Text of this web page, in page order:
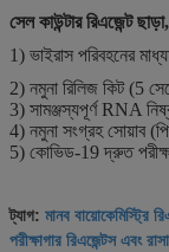
সেল কাউন্টার রিএজেন্ট
1) ভাইরাস পরিবহনের
2) নমুনা রিলিজ কিট (5
3) সামঞ্জস্যপূর্ণ RNA
4) নমুনা সংগ্রহ সোয়াব
5) কোভিড-19 দ্রুত পরীক্ষা
ট্যাগ: মানব বায়োকেমিস্ট্রি
পরীক্ষাগার রিএজেন্টস এবং